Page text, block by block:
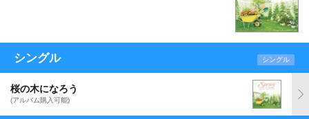
シングル シングル
桜の木になろう
(アルバム購入可能)